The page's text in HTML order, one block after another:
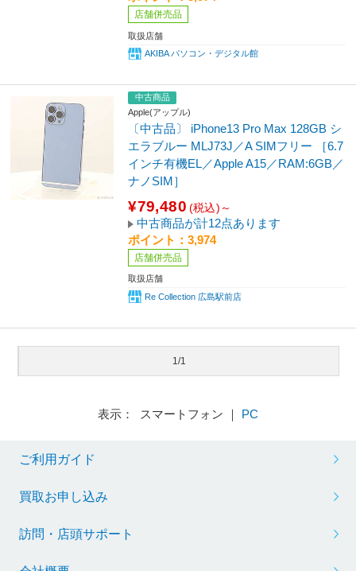
店舗併売品
取扱店舗
AKIBA パソコン・デジタル館
中古商品
Apple(アップル)
〔中古品〕 iPhone13 Pro Max 128GB シ
エラブルー MLJ73J／A SIMフリー ［6.7
インチ有機EL／Apple A15／RAM:6GB／
ナノSIM］
¥79,480 (税込)～
中古商品が計12点あります
ポイント：3,974
店舗併売品
取扱店舗
Re Collection 広島駅前店
1/1
表示： スマートフォン ｜ PC
ご利用ガイド
買取お申し込み
訪問・店頭サポート